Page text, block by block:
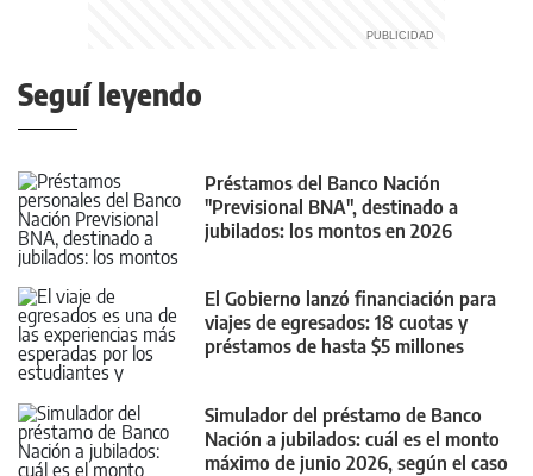
Seguí leyendo
Préstamos del Banco Nación
"Previsional BNA", destinado a
jubilados: los montos en 2026
El Gobierno lanzó financiación para
viajes de egresados: 18 cuotas y
préstamos de hasta $5 millones
Simulador del préstamo de Banco
Nación a jubilados: cuál es el monto
máximo de junio 2026, según el caso